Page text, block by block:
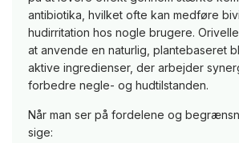
antibiotika, hvilket ofte kan medføre
hudirritation hos nogle brugere.
at anvende en naturlig, plantebaseret
aktive ingredienser, der arbejder
forbedre negle- og hudtilstanden.
Når man ser på fordelene og
sige: